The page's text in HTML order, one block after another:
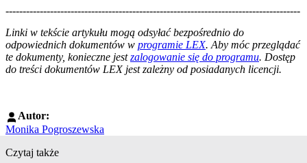
--------------------------------------------------------------------------------------
Linki w tekście artykułu mogą odsyłać bezpośrednio do
odpowiednich dokumentów w programie LEX. Aby móc przeglądać
te dokumenty, konieczne jestzalogowanie się do programu. Dostęp
do treści dokumentów LEX jest zależny od posiadanych licencji.
Autor:
Monika Pogroszewska
Czytaj także